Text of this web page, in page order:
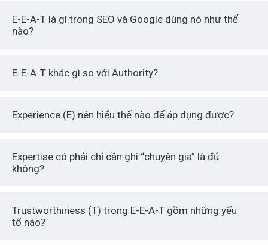
E-E-A-T là gì trong SEO và Google dùng nó như thế
nào?
E-E-A-T khác gì so với Authority?
Experience (E) nên hiểu thế nào để áp dụng được?
Expertise có phải chỉ cần ghi “chuyên gia” là đủ
không?
Trustworthiness (T) trong E-E-A-T gồm những yếu
tố nào?